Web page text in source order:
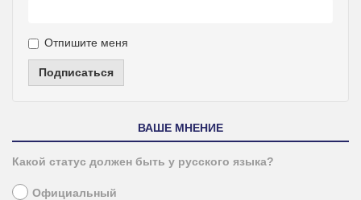
Отпишите меня
Подписаться
ВАШЕ МНЕНИЕ
Какой статус должен быть у русского языка?
Официальный